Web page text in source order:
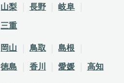
山梨 長野
岐阜
三重
岡山 鳥取
島根
徳島 香川 愛媛 高知